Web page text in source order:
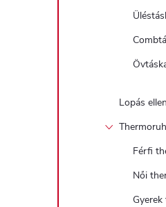
Lopás
Férfi
Női